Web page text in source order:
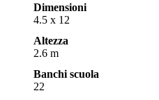
Dimensioni
4.5 x 12
Altezza
2.6 m
Banchi scuola
22